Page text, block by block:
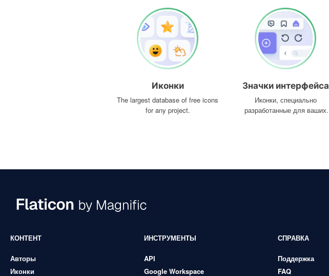
Иконки
The largest database of free icons
for any project.
Значки интерфейса
Иконки, специально
разработанные для ваших
КОНТЕНТ
Авторы
Иконки
ИНСТРУМЕНТЫ
API
Google Workspace
СПРАВКА
Поддержка
FAQ